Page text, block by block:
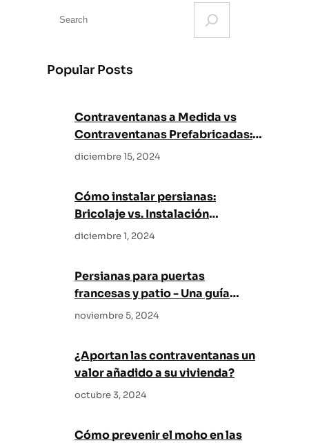
r
c
Popular Posts
Contraventanas a Medida vs
Contraventanas Prefabricadas:
¿Cuál es mejor para su hogar?
diciembre 15, 2024
Cómo instalar persianas:
Bricolaje vs. Instalación
profesional
diciembre 1, 2024
Persianas para puertas
francesas y patio - Una guía
completa
noviembre 5, 2024
¿Aportan las contraventanas un
valor añadido a su vivienda?
octubre 3, 2024
Cómo prevenir el moho en las